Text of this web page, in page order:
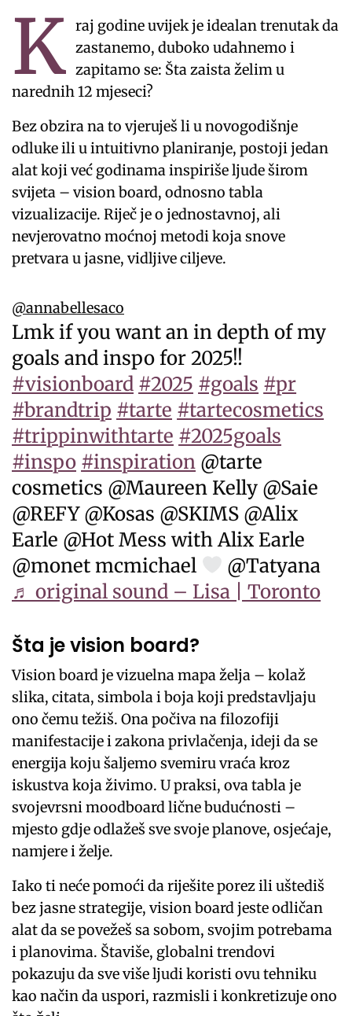
K raj godine uvijek je idealan trenutak da
zastanemo, duboko udahnemo i
zapitamo se: Šta zaista želim u
narednih 12 mjeseci?
Bez obzira na to vjeruješ li u novogodišnje
odluke ili u intuitivno planiranje, postoji jedan
alat koji već godinama inspiriše ljude širom
svijeta – vision board, odnosno tabla
vizualizacije. Riječ je o jednostavnoj, ali
nevjerovatno moćnoj metodi koja snove
pretvara u jasne, vidljive ciljeve.
@annabellesaco
Lmk if you want an in depth of my
goals and inspo for 2025!!
#visionboard #2025 #goals #pr
#brandtrip #tarte #tartecosmetics
#trippinwithtarte #2025goals
#inspo #inspiration @tarte
cosmetics @Maureen Kelly @Saie
@REFY @Kosas @SKIMS @Alix
Earle @Hot Mess with Alix Earle
@monet mcmichael
@Tatyana
♬ original sound – Lisa | Toronto
Šta je vision board?
Vision board je vizuelna mapa želja – kolaž
slika, citata, simbola i boja koji predstavljaju
ono čemu težiš. Ona počiva na filozofiji
manifestacije i zakona privlačenja, ideji da se
energija koju šaljemo svemiru vraća kroz
iskustva koja živimo. U praksi, ova tabla je
svojevrsni moodboard lične budućnosti –
mjesto gdje odlažeš sve svoje planove, osjećaje,
namjere i želje.
Iako ti neće pomoći da riješite porez ili uštediš
bez jasne strategije, vision board jeste odličan
alat da se povežeš sa sobom, svojim potrebama
i planovima. Štaviše, globalni trendovi
pokazuju da sve više ljudi koristi ovu tehniku
kao način da uspori, razmisli i konkretizuje ono